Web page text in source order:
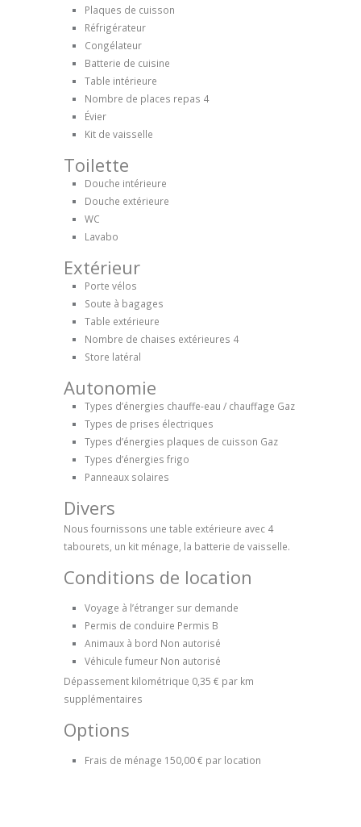
Plaques de cuisson
Réfrigérateur
Congélateur
Batterie de cuisine
Table intérieure
Nombre de places repas 4
Évier
Kit de vaisselle
Toilette
Douche intérieure
Douche extérieure
WC
Lavabo
Extérieur
Porte vélos
Soute à bagages
Table extérieure
Nombre de chaises extérieures 4
Store latéral
Autonomie
Types d’énergies chauffe-eau / chauffage Gaz
Types de prises électriques
Types d’énergies plaques de cuisson Gaz
Types d’énergies frigo
Panneaux solaires
Divers
Nous fournissons une table extérieure avec 4
tabourets, un kit ménage, la batterie de vaisselle.
Conditions de location
Voyage à l’étranger sur demande
Permis de conduire Permis B
Animaux à bord Non autorisé
Véhicule fumeur Non autorisé
Dépassement kilométrique 0,35 € par km
supplémentaires
Options
Frais de ménage 150,00 € par location